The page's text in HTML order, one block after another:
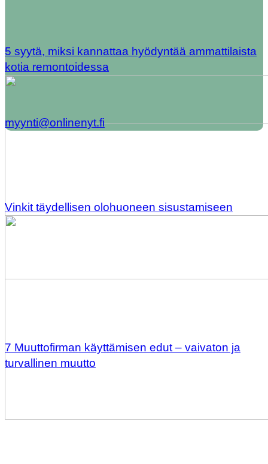
5 syytä, miksi kannattaa hyödyntää ammattilaista
kotia remontoidessa
Vinkit täydellisen olohuoneen sisustamiseen
7 Muuttofirman käyttämisen edut – vaivaton ja
turvallinen muutto
myynti@onlinenyt.fi